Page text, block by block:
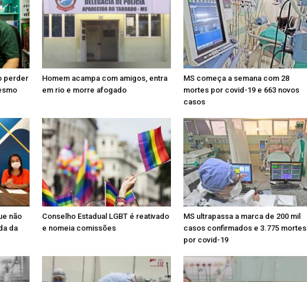
perder
Homem acampa com amigos, entra
em rio e morre afogado
MS começa a semana com 28
mortes por covid-19 e 663 novos
casos
não
da
Conselho Estadual LGBT é reativado
e nomeia comissões
MS ultrapassa a marca de 200 mil
casos confirmados e 3.775 mortes
por covid-19